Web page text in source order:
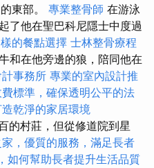
東部。 專業整骨師 在游泳
了他在聖巴科尼隱士中度過
的餐點選擇 士林整骨療程
和在他旁邊的狼，陪同他在
事務所 專業的室內設計推
標準，確保透明公平的法
乾淨的家居環境
的村莊，但從修道院到星
，優質的服務，滿足長者
如何幫助長者提升生活品質